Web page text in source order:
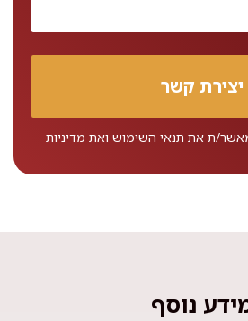
ת את תנאי השימוש ואת מדיניות
נוסף